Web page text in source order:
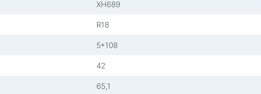
XH689
R18
5*108
42
65,1